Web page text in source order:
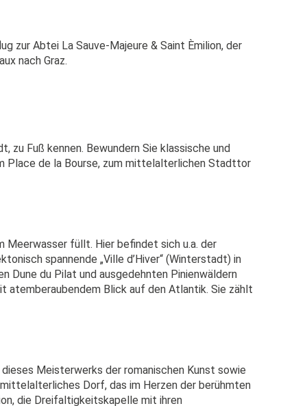
zur Abtei La Sauve-Majeure & Saint Èmilion, der
nach Graz.
Fuß kennen. Bewundern Sie klassische und
Place de la Bourse, zum mittelalterlichen Stadttor
Meerwasser füllt. Hier befindet sich u.a. der
spannende „Ville d’Hiver“ (Winterstadt) in
Dune du Pilat und ausgedehnten Pinienwäldern
atemberaubendem Blick auf den Atlantik. Sie zählt
Meisterwerks der romanischen Kunst sowie
Dorf, das im Herzen der berühmten
die Dreifaltigkeitskapelle mit ihren